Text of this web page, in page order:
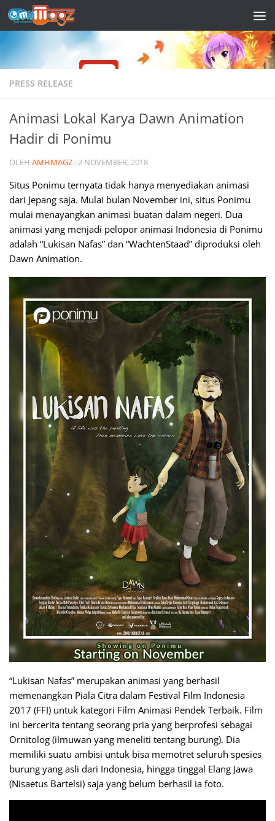
Skip to content
PRESS RELEASE
Animasi Lokal Karya Dawn Animation
Hadir di Ponimu
OLEH AMHMAGZ ·2 NOVEMBER, 2018
Situs Ponimu ternyata tidak hanya menyediakan animasi
dari Jepang saja. Mulai bulan November ini, situs Ponimu
mulai menayangkan animasi buatan dalam negeri. Dua
animasi yang menjadi pelopor animasi Indonesia di Ponimu
adalah “Lukisan Nafas” dan “WachtenStaad” diproduksi oleh
Dawn Animation.
“Lukisan Nafas” merupakan animasi yang berhasil
memenangkan Piala Citra dalam Festival Film Indonesia
2017 (FFI) untuk kategori Film Animasi Pendek Terbaik. Film
ini bercerita tentang seorang pria yang berprofesi sebagai
Ornitolog (ilmuwan yang meneliti tentang burung). Dia
memiliki suatu ambisi untuk bisa memotret seluruh spesies
burung yang asli dari Indonesia, hingga tinggal Elang Jawa
(Nisaetus Bartelsi) saja yang belum berhasil ia foto.